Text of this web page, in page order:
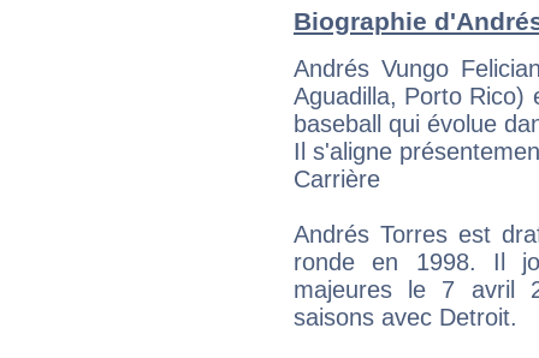
Biographie
Andrés Vungo
Aguadilla, Porto Rico)
baseball qui évolue
Il s'aligne
Carrière
Andrés Torres est
ronde en 1998. Il
majeures le 7 avril
saisons avec Detroit.